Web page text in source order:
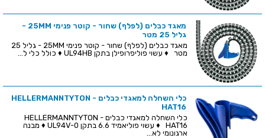
מאגד כבלים (לפלף) שחור - קוטר פנימי 25MM -
גליל 25 מטר
מאגד כבלים (לפלף) שחור - קוטר פנימי 25MM - גליל 25
מטר ♦ עשוי פוליפרופילן בתקן UL94HB ♦ כולל כלי ל...
כלי השחלה למאגדי כבלים - HELLERMANNTYTON
HAT16
כלי השחלה למאגדי כבלים - HELLERMANNTYTON
HAT16 ♦ עשוי פוליאמיד 6.6 בתקן UL94V-0 ♦ מבנה
ארגונומי לא...